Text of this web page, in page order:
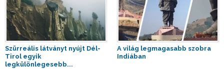
Szürreális látványt nyújt Dél-
Tirol egyik
legkülönlegesebb...
A világ legmagasabb szobra
Indiában